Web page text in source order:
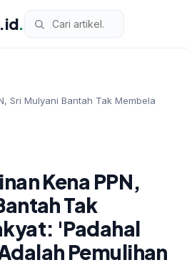
.
Sri Mulyani Bantah Tak Membela
Kena PPN,
Tak
'Padahal
Pemulihan